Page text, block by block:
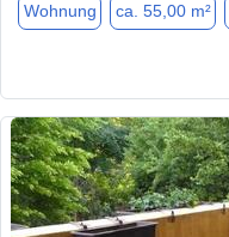
Wohnung ca. 55,00 m²